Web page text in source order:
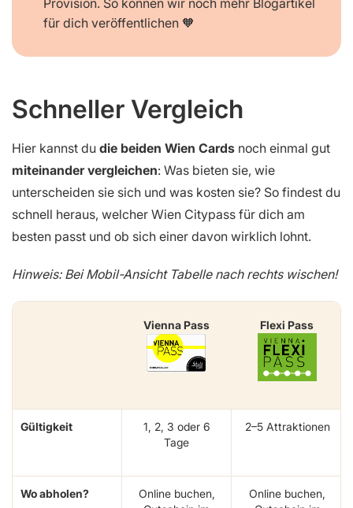
Provision. So können wir noch mehr Blogartikel
für dich veröffentlichen 🧡
Schneller Vergleich
Hier kannst du die beiden Wien Cards noch einmal gut
miteinander vergleichen: Was bieten sie, wie
unterscheiden sie sich und was kosten sie? So findest du
schnell heraus, welcher Wien Citypass für dich am
besten passt und ob sich einer davon wirklich lohnt.
Hinweis: Bei Mobil-Ansicht Tabelle nach rechts wischen!
Vienna Pass Flexi Pass
Gültigkeit
1, 2, 3 oder 6
Tage
2–5 Attraktionen
Wo abholen?
Online buchen,
Online buchen,